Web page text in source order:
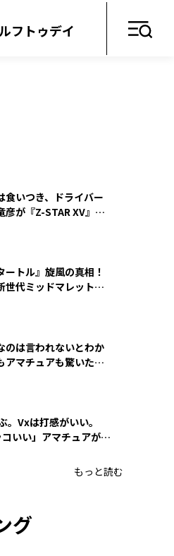
フトゥデイ
食いつき、ドライバー
彦が『Z-STAR XV』を
ートル』旋風の真相！
世代ミッドマレットが
のは言われないとわか
アマチュアも驚いた
。Vxは打感がいい。
いい」アマチュアが選
もっと読む
グ